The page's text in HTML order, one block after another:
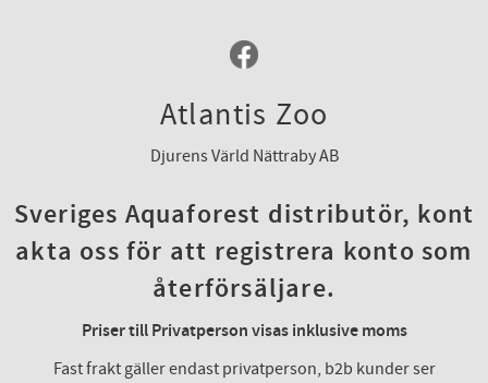
Atlantis Zoo
Djurens Värld Nättraby AB
Sveriges Aquaforest distributör, kont
akta oss för att registrera konto som
återförsäljare.
Priser till Privatperson visas inklusive moms
Fast frakt gäller endast privatperson, b2b kunder ser